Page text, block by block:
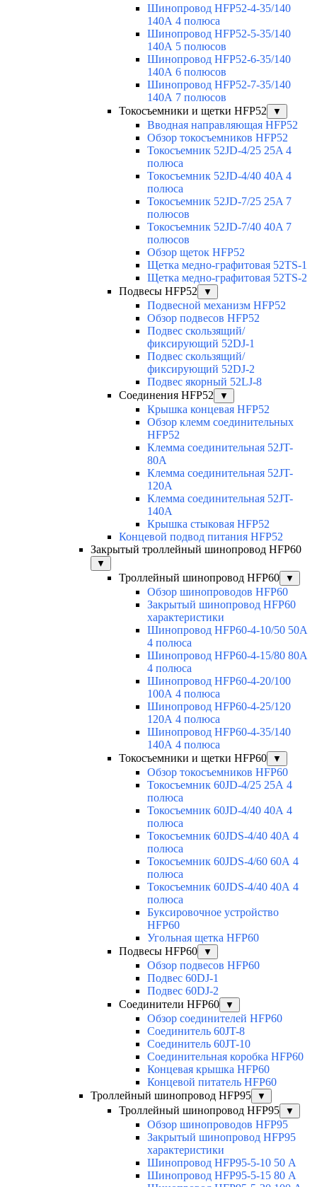
Шинопровод HFP52-4-35/140
140А 4 полюса
Шинопровод HFP52-5-35/140
140А 5 полюсов
Шинопровод HFP52-6-35/140
140А 6 полюсов
Шинопровод HFP52-7-35/140
140А 7 полюсов
Токосъемники и щетки HFP52
▼
Вводная направляющая HFP52
Обзор токосъемников HFP52
Токосъемник 52JD-4/25 25A 4
полюса
Токосъемник 52JD-4/40 40A 4
полюса
Токосъемник 52JD-7/25 25A 7
полюсов
Токосъемник 52JD-7/40 40A 7
полюсов
Обзор щеток HFP52
Щетка медно-графитовая 52TS-1
Щетка медно-графитовая 52TS-2
Подвесы HFP52
▼
Подвесной механизм HFP52
Обзор подвесов HFP52
Подвес скользящий/
фиксирующий 52DJ-1
Подвес скользящий/
фиксирующий 52DJ-2
Подвес якорный 52LJ-8
Соединения HFP52
▼
Крышка концевая HFP52
Обзор клемм соединительных
HFP52
Клемма соединительная 52JT-
80A
Клемма соединительная 52JT-
120A
Клемма соединительная 52JT-
140A
Крышка стыковая HFP52
Концевой подвод питания HFP52
Закрытый троллейный шинопровод HFP60
▼
Троллейный шинопровод HFP60 ▼
Обзор шинопроводов HFP60
Закрытый шинопровод HFP60
характеристики
Шинопровод HFP60-4-10/50 50А
4 полюса
Шинопровод HFP60-4-15/80 80А
4 полюса
Шинопровод HFP60-4-20/100
100А 4 полюса
Шинопровод HFP60-4-25/120
120А 4 полюса
Шинопровод HFP60-4-35/140
140А 4 полюса
Токосъемники и щетки HFP60
▼
Обзор токосъемников HFP60
Токосъемник 60JD-4/25 25А 4
полюса
Токосъемник 60JD-4/40 40А 4
полюса
Токосъемник 60JDS-4/40 40А 4
полюса
Токосъемник 60JDS-4/60 60А 4
полюса
Токосъемник 60JDS-4/40 40А 4
полюса
Буксировочное устройство
HFP60
Угольная щетка HFP60
Подвесы HFP60
▼
Обзор подвесов HFP60
Подвес 60DJ-1
Подвес 60DJ-2
Соединители HFP60
▼
Обзор соединителей HFP60
Соединитель 60JT-8
Соединитель 60JT-10
Соединительная коробка HFP60
Концевая крышка HFP60
Концевой питатель HFP60
Троллейный шинопровод HFP95
▼
Троллейный шинопровод HFP95 ▼
Обзор шинопроводов HFP95
Закрытый шинопровод HFP95
характеристики
Шинопровод HFP95-5-10 50 А
Шинопровод HFP95-5-15 80 А